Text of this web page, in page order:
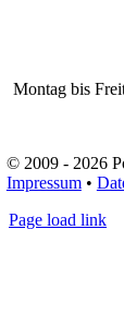
Montag bis
© 2009 - 2026
Impressum•
Page load link